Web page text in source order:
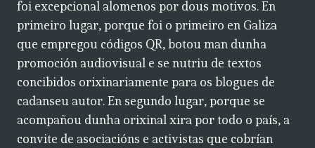
foi excepcional alomenos por dous motivos. En
primeiro lugar, porque foi o primeiro en Galiza
que empregou códigos QR, botou man dunha
promoción audiovisual e se nutriu de textos
concibidos orixinariamente para os blogues de
cadanseu autor. En segundo lugar, porque se
acompañou dunha orixinal xira por todo o país, a
convite de asociacións e activistas que cobrían